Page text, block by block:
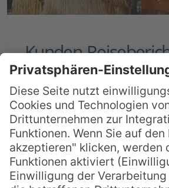
Kunden-
Tauchurlaub auf
Salomonen
Sehr geehrter Herr
Ansichtskarten trudeln
Deutschland ein und es